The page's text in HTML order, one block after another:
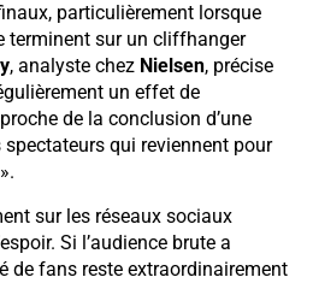
particulièrement lorsque
terminent sur un cliffhanger
, analyste chez Nielsen, précise
un effet de
de la conclusion d’une
qui reviennent pour
sur les réseaux sociaux
Si l’audience brute a
de fans reste extraordinairement